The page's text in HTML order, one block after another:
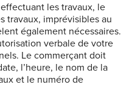
les travaux, le
travaux, imprévisibles au
également nécessaires.
verbale de votre
Le commerçant doit
l’heure, le nom de la
et le numéro de